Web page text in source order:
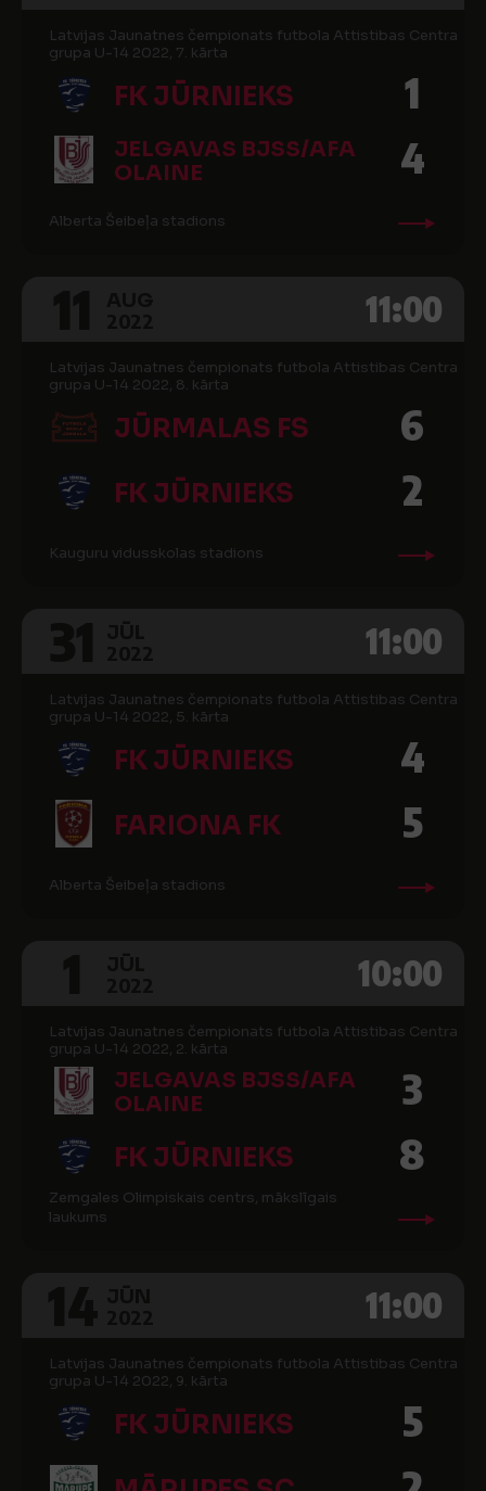
Latvijas Jaunatnes čempionats futbola Attistibas Centra
grupa U-14 2022, 7. kārta
FK JŪRNIEKS 1
JELGAVAS BJSS/AFA
OLAINE
4
Alberta Šeibeļa stadions
11:00
Latvijas Jaunatnes čempionats futbola Attistibas Centra
grupa U-14 2022, 8. kārta
JŪRMALAS FS 6
FK JŪRNIEKS 2
Kauguru vidusskolas stadions
11:00
Latvijas Jaunatnes čempionats futbola Attistibas Centra
grupa U-14 2022, 5. kārta
FK JŪRNIEKS 4
FARIONA FK 5
Alberta Šeibeļa stadions
10:00
Latvijas Jaunatnes čempionats futbola Attistibas Centra
grupa U-14 2022, 2. kārta
JELGAVAS BJSS/AFA
OLAINE
3
FK JŪRNIEKS 8
Zemgales Olimpiskais centrs, mākslīgais
laukums
11:00
Latvijas Jaunatnes čempionats futbola Attistibas Centra
grupa U-14 2022, 9. kārta
FK JŪRNIEKS 5